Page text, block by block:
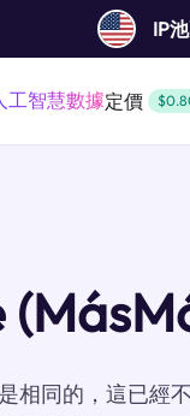
IP
工智慧數據定價
相同的，這已經